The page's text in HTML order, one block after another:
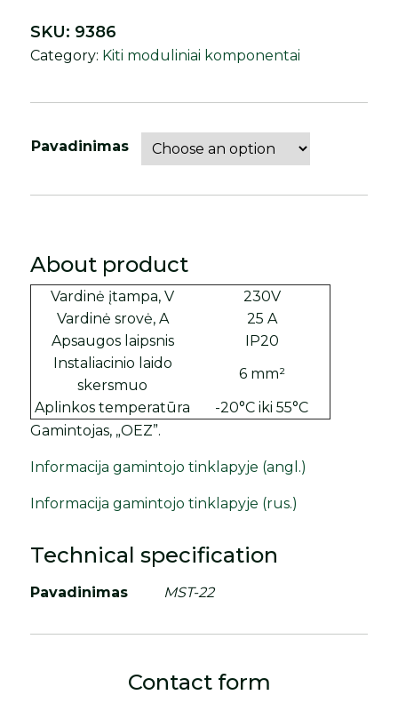
Pavadinimas
SKU: 9386
Category: Kiti moduliniai komponentai
About product
Vardinė įtampa, V
230V
Vardinė srovė, A
25 A
Apsaugos laipsnis
IP20
Instaliacinio laido
skersmuo
6 mm²
Aplinkos temperatūra
-20°C iki 55°C
Gamintojas, „OEZ”.
Informacija gamintojo tinklapyje (angl.)
Informacija gamintojo tinklapyje (rus.)
Technical specification
Pavadinimas MST-22
Contact form